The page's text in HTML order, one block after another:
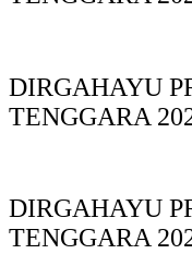
DIRGAHAYU
TENGGARA
DIRGAHAYU
TENGGARA